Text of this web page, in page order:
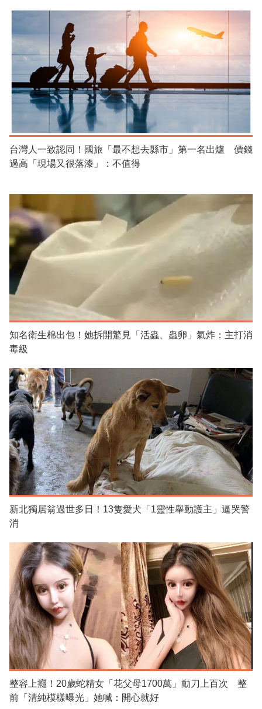
台灣人一致認同！國旅「最不想去縣市」第一名出爐 價錢
過高「現場又很落漆」：不值得
知名衛生棉出包！她拆開驚見「活蟲、蟲卵」氣炸：主打消
毒級
新北獨居翁過世多日！13隻愛犬「1靈性舉動護主」逼哭警
消
整容上癮！20歲蛇精女「花父母1700萬」動刀上百次 整
前「清純模樣曝光」她喊：開心就好